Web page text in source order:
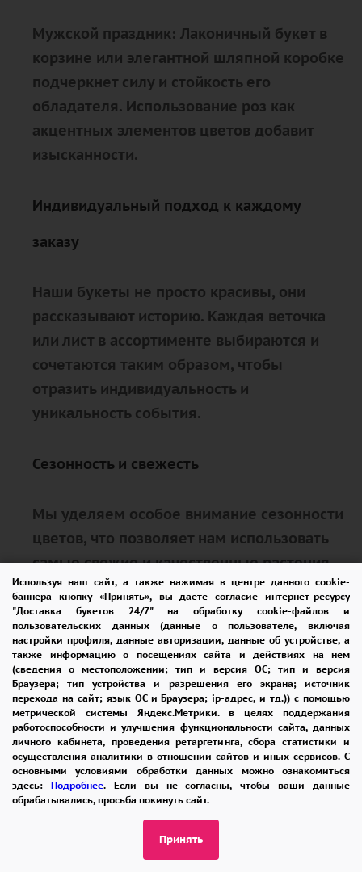
Используя наш сайт, а также нажимая в центре данного cookie-
баннера кнопку «Принять», вы даете согласие интернет-ресурсу
"Доставка букетов 24/7" на обработку cookie-файлов и
пользовательских данных (данные о пользователе, включая
настройки профиля, данные авторизации, данные об устройстве, а
также информацию о посещениях сайта и действиях на нем
(сведения о местоположении; тип и версия ОС; тип и версия
Браузера; тип устройства и разрешения его экрана; источник
перехода на сайт; язык ОС и Браузера; ip-адрес, и тд.)) с помощью
метрической системы Яндекс.Метрики. в целях поддержания
работоспособности и улучшения функциональности сайта, данных
личного кабинета, проведения ретаргетинга, сбора статистики и
осуществления аналитики в отношении сайтов и иных сервисов. С
основными условиями обработки данных можно ознакомиться
здесь: Подробнее. Если вы не согласны, чтобы ваши данные
обрабатывались, просьба покинуть сайт.
Принять
Мужской праздник: Лаконичный букет в
корзине или элегантной шляпной коробке
подчеркнет силу и стойкость его
обладателя. Использование роз как
акцентных элементов цветов добавит
изысканности.
Индивидуальный подход к каждому
заказу
Наши букеты не просто красивы, они
рассказывают историю. Каждая веточка
или лист в ассортименте выбираются и
сочетаются таким образом, чтобы
отразить индивидуальность и
уникальность события.
Сезонность и свежесть
Мы уделяем особое внимание сезонности
цветов, что позволяет нам использовать
самые свежие и качественные растения.
Это не только улучшает внешний вид
букета, но и продлевает его жизнь,
позволяя радовать вас и ваших близких
как можно дольше.
Консультации и советы
Наши флористы всегда готовы
предложить вам консультации и помочь
выбрать идеальный букет, который будет
гармонировать с особенностями
праздника и личными предпочтениями